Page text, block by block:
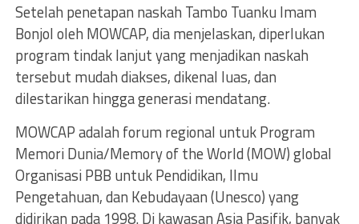
Setelah penetapan naskah Tambo Tuanku Imam
Bonjol oleh MOWCAP, dia menjelaskan, diperlukan
program tindak lanjut yang menjadikan naskah
tersebut mudah diakses, dikenal luas, dan
dilestarikan hingga generasi mendatang.
MOWCAP adalah forum regional untuk Program
Memori Dunia/Memory of the World (MOW) global
Organisasi PBB untuk Pendidikan, Ilmu
Pengetahuan, dan Kebudayaan (Unesco) yang
didirikan pada 1998. Di kawasan Asia Pasifik, banyak